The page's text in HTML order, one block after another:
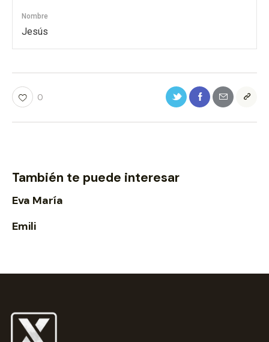
Nombre
Jesús
0
También te puede interesar
Eva María
Emili